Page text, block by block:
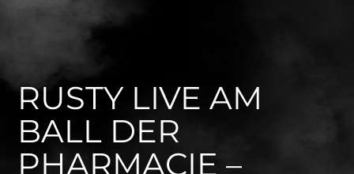
RUSTY LIVE AM
BALL DER
PHARMACIE –